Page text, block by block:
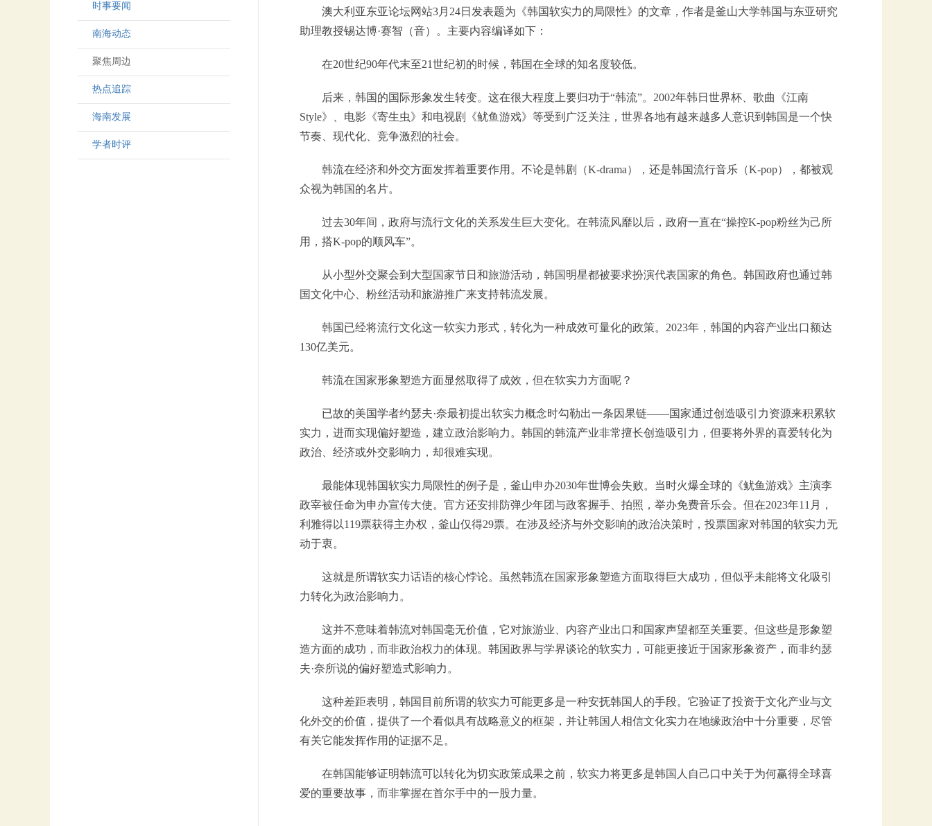
时事要闻
南海动态
聚焦周边
热点追踪
海南发展
学者时评
澳大利亚东亚论坛网站3月24日发表题为《韩国软实力的局限性》的文章，作者是釜山大学韩国与东亚研究
助理教授锡达博·赛智（音）。主要内容编译如下：
在20世纪90年代末至21世纪初的时候，韩国在全球的知名度较低。
后来，韩国的国际形象发生转变。这在很大程度上要归功于“韩流”。2002年韩日世界杯、歌曲《江南
Style》、电影《寄生虫》和电视剧《鱿鱼游戏》等受到广泛关注，世界各地有越来越多人意识到韩国是一个快
节奏、现代化、竞争激烈的社会。
韩流在经济和外交方面发挥着重要作用。不论是韩剧（K-drama），还是韩国流行音乐（K-pop），都被观
众视为韩国的名片。
过去30年间，政府与流行文化的关系发生巨大变化。在韩流风靡以后，政府一直在“操控K-pop粉丝为己所
用，搭K-pop的顺风车”。
从小型外交聚会到大型国家节日和旅游活动，韩国明星都被要求扮演代表国家的角色。韩国政府也通过韩
国文化中心、粉丝活动和旅游推广来支持韩流发展。
韩国已经将流行文化这一软实力形式，转化为一种成效可量化的政策。2023年，韩国的内容产业出口额达
130亿美元。
韩流在国家形象塑造方面显然取得了成效，但在软实力方面呢？
已故的美国学者约瑟夫·奈最初提出软实力概念时勾勒出一条因果链——国家通过创造吸引力资源来积累软
实力，进而实现偏好塑造，建立政治影响力。韩国的韩流产业非常擅长创造吸引力，但要将外界的喜爱转化为
政治、经济或外交影响力，却很难实现。
最能体现韩国软实力局限性的例子是，釜山申办2030年世博会失败。当时火爆全球的《鱿鱼游戏》主演李
政宰被任命为申办宣传大使。官方还安排防弹少年团与政客握手、拍照，举办免费音乐会。但在2023年11月，
利雅得以119票获得主办权，釜山仅得29票。在涉及经济与外交影响的政治决策时，投票国家对韩国的软实力无
动于衷。
这就是所谓软实力话语的核心悖论。虽然韩流在国家形象塑造方面取得巨大成功，但似乎未能将文化吸引
力转化为政治影响力。
这并不意味着韩流对韩国毫无价值，它对旅游业、内容产业出口和国家声望都至关重要。但这些是形象塑
造方面的成功，而非政治权力的体现。韩国政界与学界谈论的软实力，可能更接近于国家形象资产，而非约瑟
夫·奈所说的偏好塑造式影响力。
这种差距表明，韩国目前所谓的软实力可能更多是一种安抚韩国人的手段。它验证了投资于文化产业与文
化外交的价值，提供了一个看似具有战略意义的框架，并让韩国人相信文化实力在地缘政治中十分重要，尽管
有关它能发挥作用的证据不足。
在韩国能够证明韩流可以转化为切实政策成果之前，软实力将更多是韩国人自己口中关于为何赢得全球喜
爱的重要故事，而非掌握在首尔手中的一股力量。